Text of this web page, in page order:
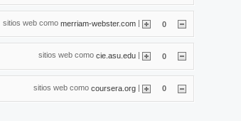
sitios web como merriam-webster.com | 0
sitios web como cie.asu.edu 0
sitios web como coursera.org | 0